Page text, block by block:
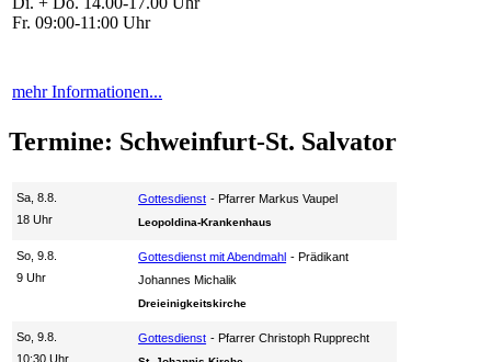
Fr. 09:00-11:00 Uhr
mehr Informationen...
Termine: Schweinfurt-St. Salvator
Sa, 8.8.
18 Uhr
Gottesdienst Pfarrer Markus Vaupel
Leopoldina-Krankenhaus
So, 9.8.
9 Uhr
Gottesdienst mit Abendmahl
Prädikant
Johannes Michalik
Dreieinigkeitskirche
So, 9.8.
10:30 Uhr
Gottesdienst Pfarrer Christoph Rupprecht